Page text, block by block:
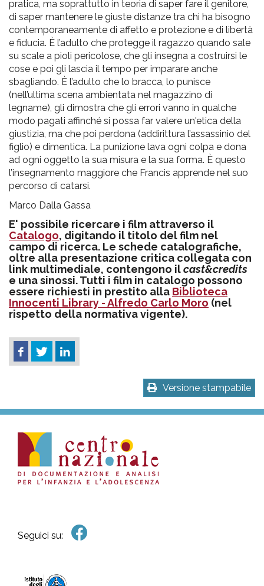
pratica, ma soprattutto in teoria di saper fare il genitore,
di saper mantenere le giuste distanze tra chi ha bisogno
contemporaneamente di affetto e protezione e di libertà
e fiducia. È l’adulto che protegge il ragazzo quando sale
su scale a pioli pericolose, che gli insegna a costruirsi le
cose e poi gli lascia il tempo per imparare anche
sbagliando. È l’adulto che lo bracca, lo punisce
(nell’ultima scena ambientata nel magazzino di
legname), gli dimostra che gli errori vanno in qualche
modo pagati affinché si possa far valere un'etica della
giustizia, ma che poi perdona (addirittura l’assassinio del
figlio) e dimentica. La punizione lava ogni colpa e dona
ad ogni oggetto la sua misura e la sua forma. È questo
l’insegnamento maggiore che Francis apprende nel suo
percorso di catarsi.
Marco Dalla Gassa
E' possibile ricercare i film attraverso il
Catalogo, digitando il titolo del film nel
campo di ricerca. Le schede catalografiche,
oltre alla presentazione critica collegata con
link multimediale, contengono ilcast&credits
e una sinossi. Tutti i film in catalogo possono
essere richiesti in prestito alla Biblioteca
Innocenti Library - Alfredo Carlo Moro (nel
rispetto della normativa vigente).
Versione stampabile
Seguici su: